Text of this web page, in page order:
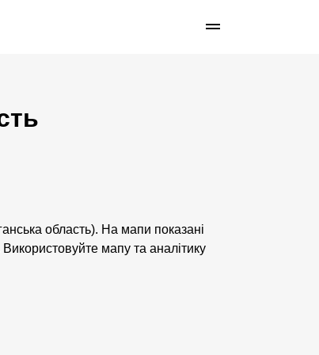
область). На мапи показані
мапу та аналітику